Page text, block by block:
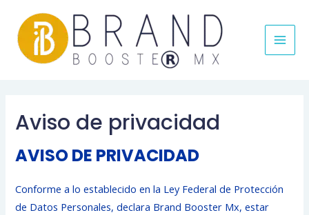
Aviso de privacidad
AVISO DE PRIVACIDAD
Conforme a lo establecido en la Ley Federal de Protección
de Datos Personales, declara Brand Booster Mx, estar